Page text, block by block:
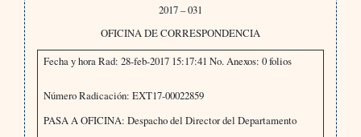
2017 – 031
OFICINA DE CORRESPONDENCIA
Fecha y hora Rad: 28-feb-2017 15:17:41 No. Anexos: 0 folios
Número Radicación: EXT17-00022859
PASA A OFICINA: Despacho del Director del Departamento